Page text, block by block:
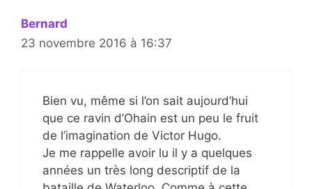
Bernard
23 novembre 2016 à 16:37
Bien vu, même si l’on sait aujourd’hui
que ce ravin d’Ohain est un peu le fruit
de l’imagination de Victor Hugo.
Je me rappelle avoir lu il y a quelques
années un très long descriptif de la